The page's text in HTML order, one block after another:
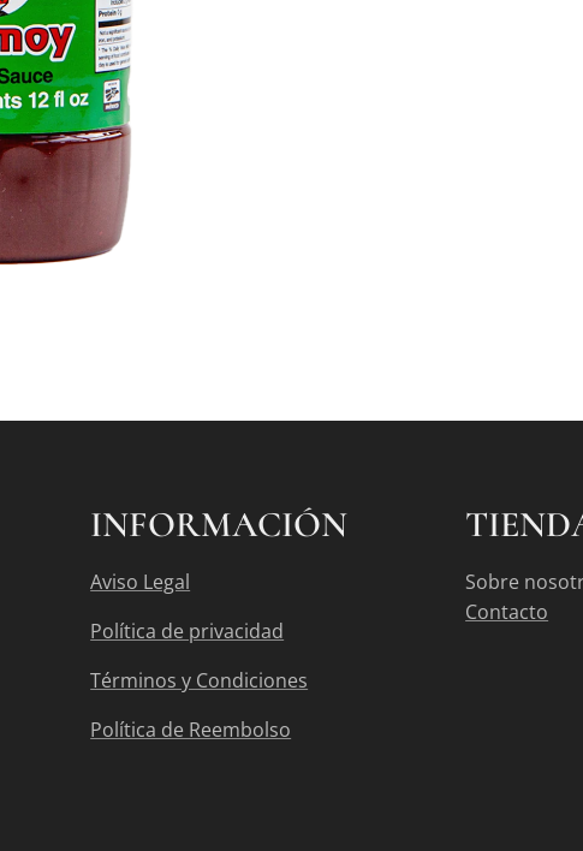
INFORMACIÓN
Aviso Legal
Política de privacidad
Términos y Condiciones
Política de Reembolso
Sobre
Contacto